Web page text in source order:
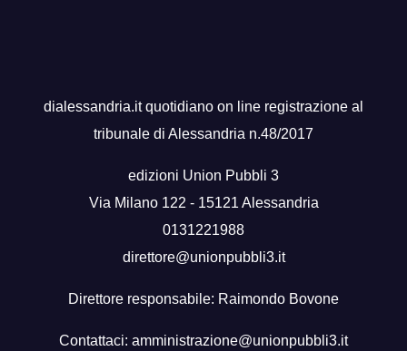
dialessandria.it quotidiano on line registrazione al
tribunale di Alessandria n.48/2017
edizioni Union Pubbli 3
Via Milano 122 - 15121 Alessandria
0131221988
direttore@unionpubbli3.it
Direttore responsabile: Raimondo Bovone
Contattaci: amministrazione@unionpubbli3.it